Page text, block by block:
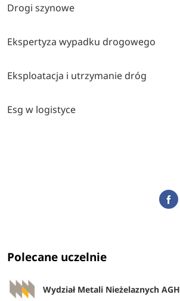
Drogi szynowe
Ekspertyza wypadku drogowego
Eksploatacja i utrzymanie dróg
Esg w logistyce
Polecane uczelnie
Wydział Metali Nieżelaznych AGH